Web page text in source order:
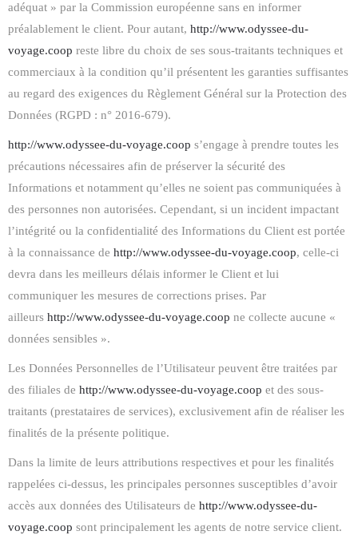
adéquat » par la Commission européenne sans en informer
préalablement le client. Pour autant, http://www.odyssee-du-
voyage.coop reste libre du choix de ses sous-traitants techniques et
commerciaux à la condition qu’il présentent les garanties suffisantes
au regard des exigences du Règlement Général sur la Protection des
Données (RGPD : n° 2016-679).
http://www.odyssee-du-voyage.coop s’engage à prendre toutes les
précautions nécessaires afin de préserver la sécurité des
Informations et notamment qu’elles ne soient pas communiquées à
des personnes non autorisées. Cependant, si un incident impactant
l’intégrité ou la confidentialité des Informations du Client est portée
à la connaissance de http://www.odyssee-du-voyage.coop, celle-ci
devra dans les meilleurs délais informer le Client et lui
communiquer les mesures de corrections prises. Par
ailleurs http://www.odyssee-du-voyage.coop ne collecte aucune «
données sensibles ».
Les Données Personnelles de l’Utilisateur peuvent être traitées par
des filiales de http://www.odyssee-du-voyage.coop et des sous-
traitants (prestataires de services), exclusivement afin de réaliser les
finalités de la présente politique.
Dans la limite de leurs attributions respectives et pour les finalités
rappelées ci-dessus, les principales personnes susceptibles d’avoir
accès aux données des Utilisateurs de http://www.odyssee-du-
voyage.coop sont principalement les agents de notre service client.